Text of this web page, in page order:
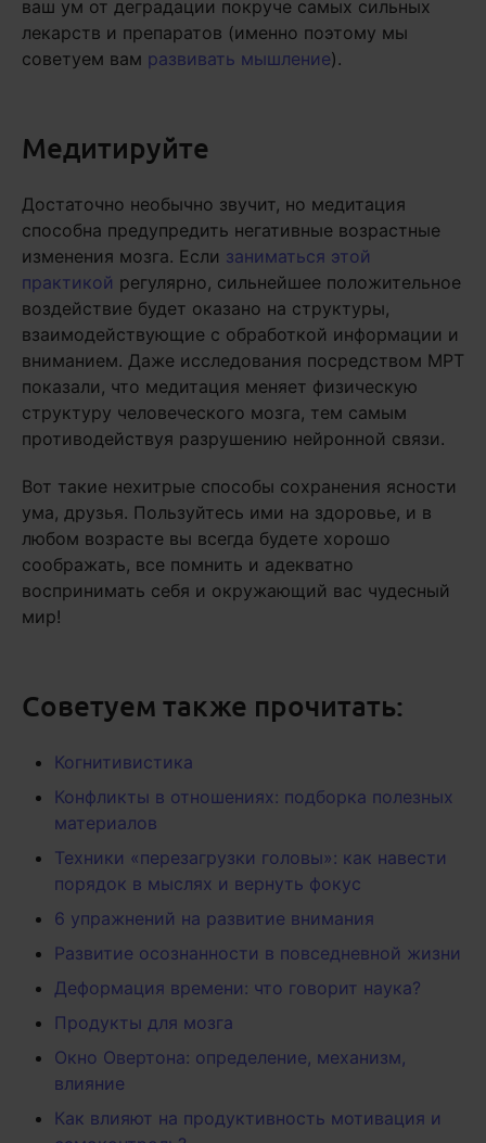
ваш ум от деградации покруче самых сильных
лекарств и препаратов (именно поэтому мы
советуем вам развивать мышление).
Медитируйте
Достаточно необычно звучит, но медитация
способна предупредить негативные возрастные
изменения мозга. Если заниматься этой
практикой регулярно, сильнейшее положительное
воздействие будет оказано на структуры,
взаимодействующие с обработкой информации и
вниманием. Даже исследования посредством МРТ
показали, что медитация меняет физическую
структуру человеческого мозга, тем самым
противодействуя разрушению нейронной связи.
Вот такие нехитрые способы сохранения ясности
ума, друзья. Пользуйтесь ими на здоровье, и в
любом возрасте вы всегда будете хорошо
соображать, все помнить и адекватно
воспринимать себя и окружающий вас чудесный
мир!
Советуем также прочитать:
Когнитивистика
Конфликты в отношениях: подборка полезных
материалов
Техники «перезагрузки головы»: как навести
порядок в мыслях и вернуть фокус
6 упражнений на развитие внимания
Развитие осознанности в повседневной жизни
Деформация времени: что говорит наука?
Продукты для мозга
Окно Овертона: определение, механизм,
влияние
Как влияют на продуктивность мотивация и